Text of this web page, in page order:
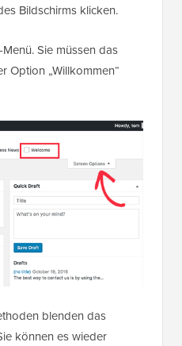
Bildschirms klicken.
Sie müssen das
Option „Willkommen“
blenden das
können es wieder